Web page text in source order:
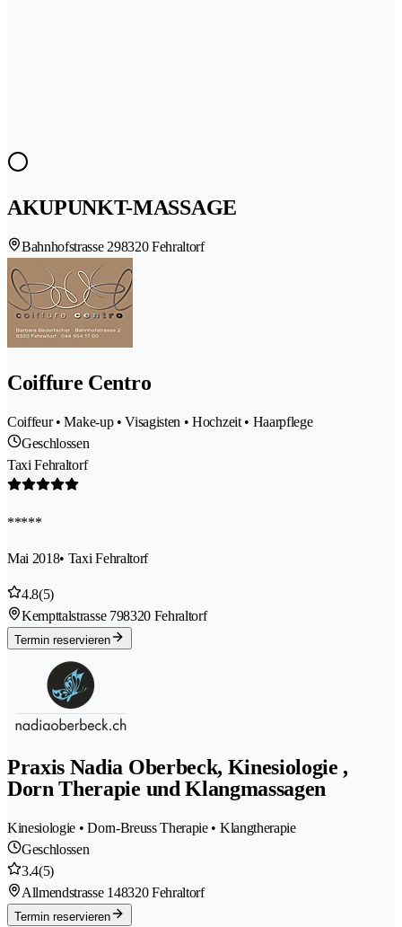
AKUPUNKT-MASSAGE
Bahnhofstrasse 298320 Fehraltorf
Coiffure Centro
Coiffeur • Make-up • Visagisten • Hochzeit • Haarpflege
Geschlossen
Taxi Fehraltorf
*****
Mai 2018• Taxi Fehraltorf
4.8(5)
Kempttalstrasse 798320 Fehraltorf
Termin reservieren
Praxis Nadia Oberbeck, Kinesiologie ,
Dorn Therapie und Klangmassagen
Kinesiologie • Dorn-Breuss Therapie • Klangtherapie
Geschlossen
3.4(5)
Allmendstrasse 148320 Fehraltorf
Termin reservieren